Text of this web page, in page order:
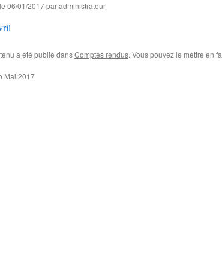
06/01/2017paradministrateur
a été publié dansComptes rendus. Vous pouvez le mettre en
Mai 2017